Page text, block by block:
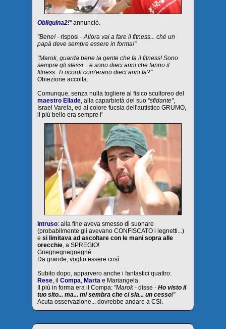
Obliquina2!"annunciò.
"Bene! - risposi - Allora vai a fare il fitness... ché un
papà deve sempre essere in forma!"
"Marok, guarda bene la gente che fa il fitness! Sono
sempre gli stessi... e sono dieci anni che fanno il
fitness. Ti ricordi com'erano dieci anni fa?"
Obiezione accolta.
Comunque, senza nulla togliere al fisico scultoreo del
maestro Ellade , alla caparbietà del suo "sfidante",
Israel Varela, ed al colore fucsia dell'autistico GRUMO,
il più bello era sempre l'
Intruso: alla fine aveva smesso di suonare
(probabilmente gli avevano CONFISCATO i legnetti...)
e si limitava ad ascoltare con le mani sopra alle
orecchie , a SPREGIO!
Gnegnegnegnegné.
Da grande, voglio essere così.
Subito dopo, apparvero anche i fantastici quattro:
Rese , il Compa Marta e Mariangela.
Il più in forma era il Compa: "Marok - disse - Ho visto il
tuo sito... ma... mi sembra che ci sia... un cesso!"
Acuta osservazione... dovrebbe andare a CSI.